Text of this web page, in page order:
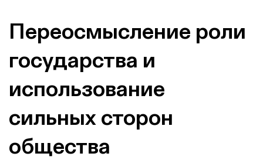
Переосмысление роли
государства и
использование
сильных сторон
общества